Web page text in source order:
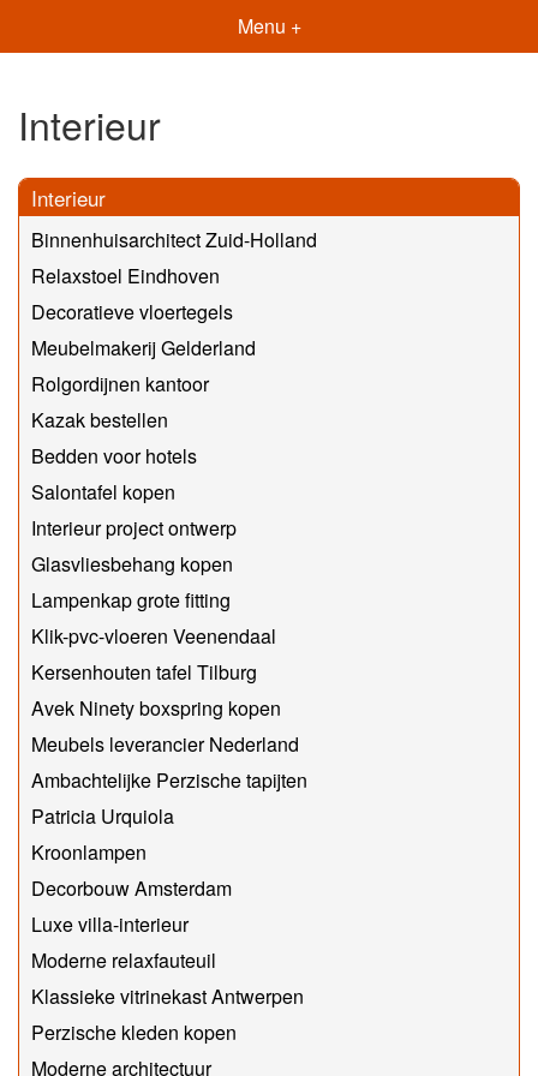
Menu +
Interieur
Interieur
Binnenhuisarchitect Zuid-Holland
Relaxstoel Eindhoven
Decoratieve vloertegels
Meubelmakerij Gelderland
Rolgordijnen kantoor
Kazak bestellen
Bedden voor hotels
Salontafel kopen
Interieur project ontwerp
Glasvliesbehang kopen
Lampenkap grote fitting
Klik-pvc-vloeren Veenendaal
Kersenhouten tafel Tilburg
Avek Ninety boxspring kopen
Meubels leverancier Nederland
Ambachtelijke Perzische tapijten
Patricia Urquiola
Kroonlampen
Decorbouw Amsterdam
Luxe villa-interieur
Moderne relaxfauteuil
Klassieke vitrinekast Antwerpen
Perzische kleden kopen
Moderne architectuur